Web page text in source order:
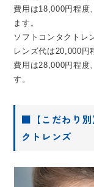
費用は18,000円程度
ます。
ソフトコンタクトレ
レンズ代は20,000円
費用は28,000円程度
す。
■【こだわり別
クトレンズ